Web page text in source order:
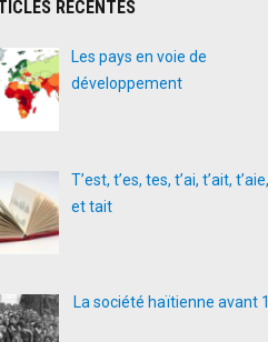
RÉCENTES
Les pays en voie de
développement
T’est, t’es, tes, t’ai, t’ait,
et tait
La société haïtienne avant